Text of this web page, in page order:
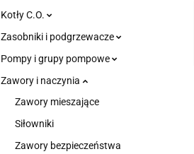
Kotły C.O.
Zasobniki i podgrzewacze
Pompy i grupy pompowe
Zawory i naczynia
Zawory mieszające
Siłowniki
Zawory bezpieczeństwa